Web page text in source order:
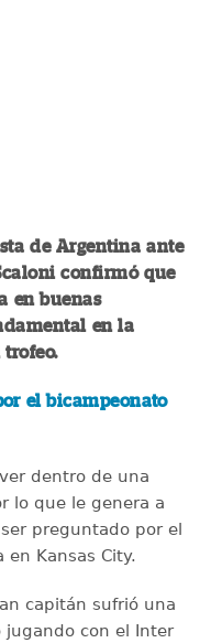
de Argentina ante
confirmó que
en buenas
en la
el bicampeonato
dentro de una
lo que le genera a
preguntado por el
en Kansas City.
capitán sufrió una
jugando con el Inter